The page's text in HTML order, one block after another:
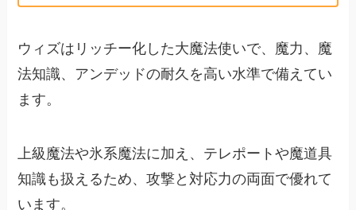
ウィズはリッチー化した大魔法使いで、魔力、魔
法知識、アンデッドの耐久を高い水準で備えてい
ます。
上級魔法や氷系魔法に加え、テレポートや魔道具
知識も扱えるため、攻撃と対応力の両面で優れて
います。